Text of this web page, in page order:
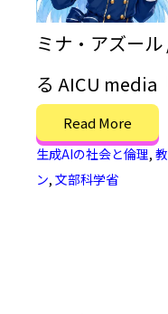
ミナ・アズー
る AICU media
Read More
生成AIの社会と倫理,
ン, 文部科学省